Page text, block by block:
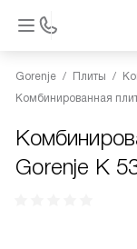
Gorenje Плиты
Комбинированная
Gorenje K